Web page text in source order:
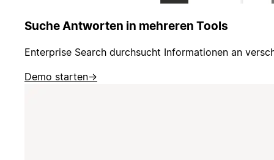
Suche Antworten in mehreren Tools
Enterprise Search durchsucht Informationen an
Demo starten→